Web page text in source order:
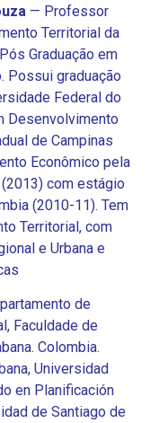
— Professor
Territorial da
Graduação em
Possui graduação
Federal do
Desenvolvimento
de Campinas
Econômico pela
com estágio
(2010-11). Tem
Territorial, com
e Urbana e
de
Faculdade de
Colombia.
Universidad
en Planificación
de Santiago de